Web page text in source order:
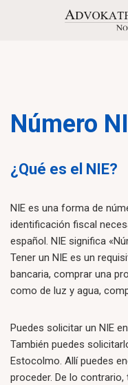
Número
¿Qué es el NIE?
NIE es una forma de
identificación fiscal
español. NIE significa
Tener un NIE es un
bancaria, comprar una
como de luz y agua,
Puedes solicitar un NIE
También puedes
Estocolmo. Allí puedes
proceder. De lo contrario,